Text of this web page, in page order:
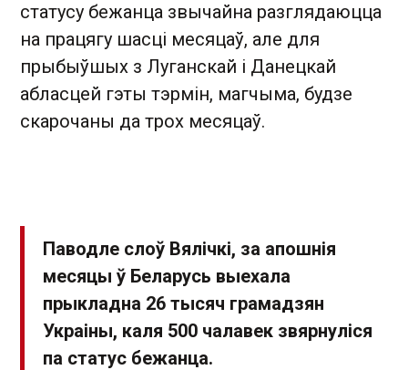
статусу бежанца звычайна разглядаюцца
на працягу шасці месяцаў, але для
прыбыўшых з Луганскай і Данецкай
абласцей гэты тэрмін, магчыма, будзе
скарочаны да трох месяцаў.
Паводле слоў Вялічкі, за апошнія
месяцы ў Беларусь выехала
прыкладна 26 тысяч грамадзян
Украіны, каля 500 чалавек звярнуліся
па статус бежанца.